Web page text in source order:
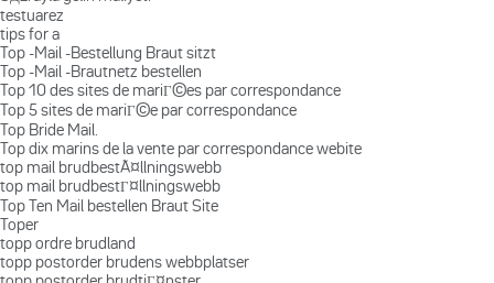
testuarez
tips for a
Top -Mail -Bestellung Braut sitzt
Top -Mail -Brautnetz bestellen
Top 10 des sites de mariГ©es par correspondance
Top 5 sites de mariГ©e par correspondance
Top Bride Mail.
Top dix marins de la vente par correspondance webite
top mail brudbestÃ¤llningswebb
top mail brudbestГ¤llningswebb
Top Ten Mail bestellen Braut Site
Toper
topp ordre brudland
topp postorder brudens webbplatser